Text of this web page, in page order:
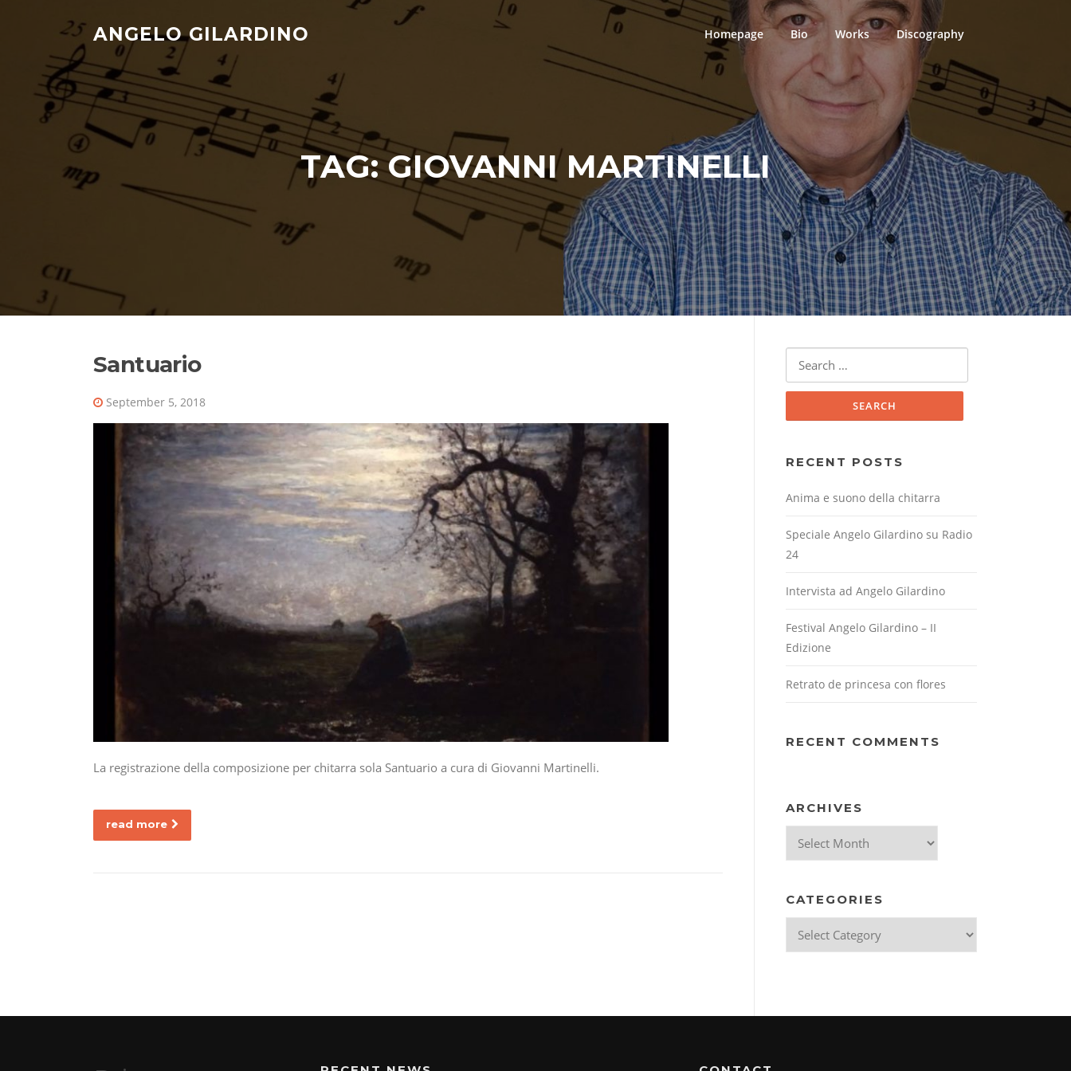
ANGELO GILARDINO Homepage Bio Works Discography
TAG:GIOVANNI MARTINELLI
Santuario
September 5, 2018
La registrazione della composizione per chitarra sola Santuario a cura di Giovanni Martinelli.
read more
RECENT POSTS
Anima e suono della chitarra
Speciale Angelo Gilardino su Radio
24
Intervista ad Angelo Gilardino
Festival Angelo Gilardino – II
Edizione
Retrato de princesa con flores
RECENT COMMENTS
ARCHIVES
Archives
CATEGORIES
Categories